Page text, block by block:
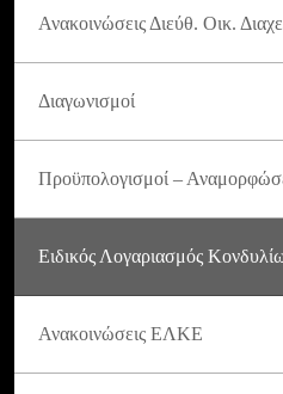
Ανακοινώσεις Διεύθ. Οικ.
Διαγωνισμοί
Προϋπολογισμοί –
Ειδικός Λογαριασμός
Ανακοινώσεις ΕΛΚΕ